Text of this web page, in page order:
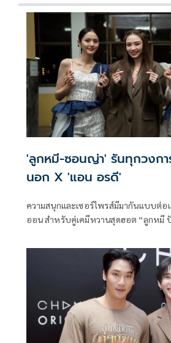
'ลูกหมี-ซอนญ่า' รันทุกวงก
นอก X 'แอน อรดี'
ความสนุกและเซอร์ไพรส์มีมากันแบบต่อ
ออน สำหรับคู่เคมีหวานสุดฮอต “ลูกหมี
รอคอยอย่าง “คุณแฟนบ้านนอก
ใต้โปรเจกต์ CHANGE2561